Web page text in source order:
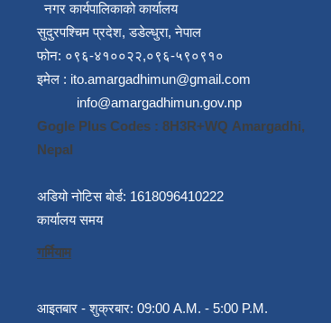
नगर कार्यपालिकाको कार्यालय
सुदुरपश्चिम प्रदेश, डडेल्धुरा, नेपाल
फोन: ०९६-४१००२२,०९६-५९०९१०
इमेल : ito.amargadhimun@gmail.com
info@amargadhimun.gov.np
Gogle Plus Codes : 8H3R+WQ Amargadhi,
Nepal
अडियो नोटिस बोर्ड: 1618096410222
कार्यालय समय
गर्मियाम
आइतबार - शुक्रबार: 09:00 A.M. - 5:00 P.M.